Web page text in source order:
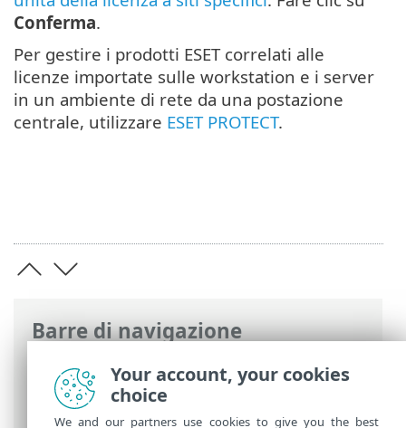
Barre di navigazione
Guida online ESET>ESET Business
Account >Per iniziare Licenze
Aggiungi licenza
Conferma.
Per gestire i prodotti ESET correlati alle
licenze importate sulle workstation e i server
in un ambiente di rete da una postazione
centrale, utilizzare ESET PROTECT.
Your account, your cookies
choice
We and our partners use cookies to give you the best